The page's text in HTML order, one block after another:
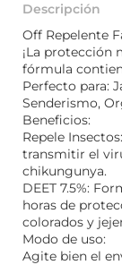
Descripción
Off Repelente
¡La protección
fórmula
Perfecto para:
Senderismo,
Beneficios:
Repele
transmitir el
chikungunya.
DEET 7.5%:
horas de
colorados y
Modo de uso:
Agite bien el